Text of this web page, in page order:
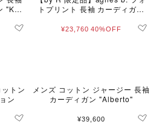
"Khel
トプリント 長袖 カーディガン
¥23,760 40%OFF
トン
ン
メンズ コットン ジャージー 長袖
カーディガン "Alberto"
¥39,600